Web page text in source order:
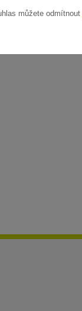
můžete odmítnout